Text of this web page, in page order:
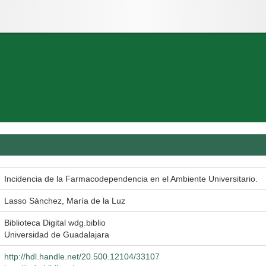
Incidencia de la Farmacodependencia en el Ambiente Universitario.
Lasso Sánchez, María de la Luz
Biblioteca Digital wdg.biblio
Universidad de Guadalajara
http://hdl.handle.net/20.500.12104/33107